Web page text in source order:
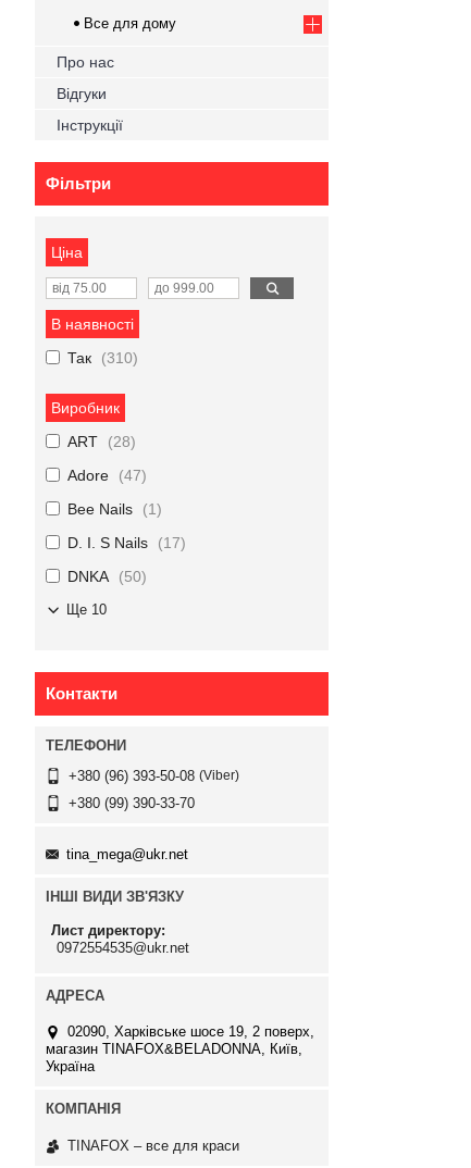
Все для дому
Про нас
Відгуки
Інструкції
Фільтри
Ціна
В наявності
Так
310
Виробник
ART
28
Adore
47
Bee Nails
1
D. I. S Nails
17
DNKA
50
Ще 10
Контакти
+380 (96) 393-50-08 Viber
+380 (99) 390-33-70
tina_mega@ukr.net
ІНШІ ВИДИ ЗВ'ЯЗКУ
Лист директору
0972554535@ukr.net
02090, Харківське шосе 19, 2 поверх,
магазин TINAFOX&BELADONNA, Київ,
Україна
TINAFOX – все для краси